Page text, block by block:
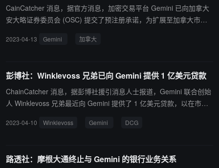
有三个，包括数字资产投资公司 NovaWulf、Fahrenheit, LLC、Bloc
kchain Recovery Investment Committee。（来源链接）
CainCatcher 消息，据官方消息，加密交易平台 Gemini 已向加拿大
安大略证券委员会 (OSC) 提交了预注册承诺，为扩展至加拿大市场
2023-04-13 Gemini 加拿大
彭博社：Winklevoss 兄弟已向 Gemini 提供 1 亿美元贷款
ChainCatcher 消息，据彭博社援引消息人士报道，Gemini 联合创始
人 Winklevoss 兄弟最近向 Gemini 提供了 1 亿美元贷款，以在市场
前，两兄弟曾非正式地向外部投资者寻求融资，但未达成任何协议。
月 DCG 与债权人达成的和解协议的一部分，Gemini 表示将向 Earn
2023-04-10 Winklevoss Gemini DCG
路透社：摩根大通终止与 Gemini 的银行业务关系